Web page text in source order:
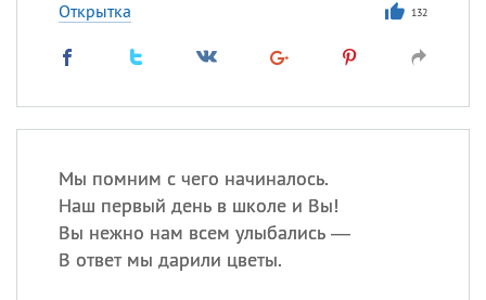
Открытка 132
Мы помним с чего начиналось.
Наш первый день в школе и Вы!
Вы нежно нам всем улыбались —
В ответ мы дарили цветы.